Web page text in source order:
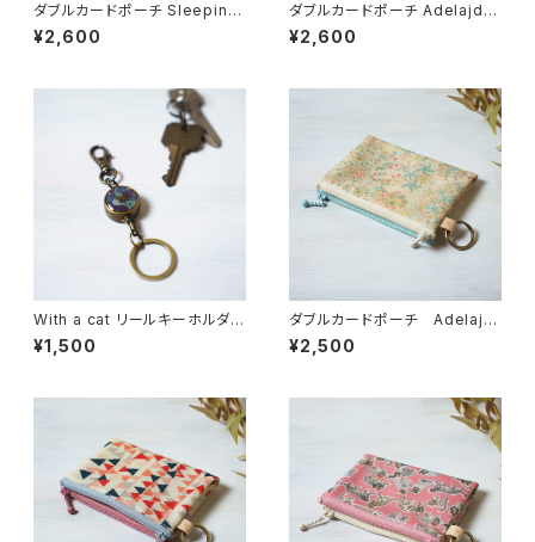
ダブルカードポーチ Sleeping
Rose（スリーピング・ローズ）レ
ッド リバティラミネート生地
¥2,600
ダブルカードポーチ Adelajda
（アデラジャ）オレンジ リバティ
ラミネート生地
¥2,600
With a cat リールキーホルダ
ー・選べる柄【受注制作】
¥1,500
ダブルカードポーチ Adelajd
a（アデラジャ） ピンクブルー
リバティラミネート生地
¥2,500